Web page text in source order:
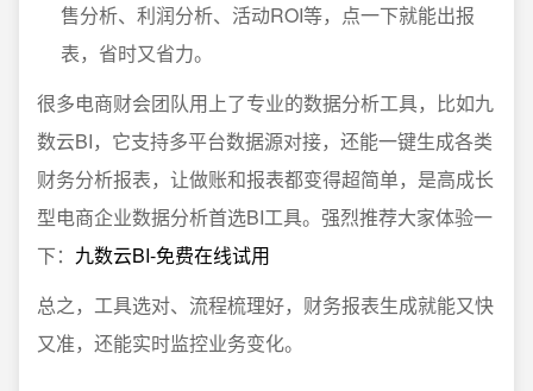
售分析、利润分析、活动ROI等，点一下就能出报
表，省时又省力。
很多电商财会团队用上了专业的数据分析工具，比如九
数云BI，它支持多平台数据源对接，还能一键生成各类
财务分析报表，让做账和报表都变得超简单，是高成长
型电商企业数据分析首选BI工具。强烈推荐大家体验一
下： 九数云BI-免费在线试用
总之，工具选对、流程梳理好，财务报表生成就能又快
又准，还能实时监控业务变化。